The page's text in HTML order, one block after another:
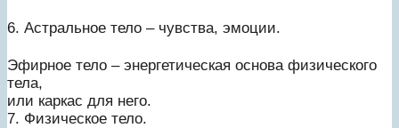
6. Астральное тело – чувства, эмоции.
Эфирное тело – энергетическая основа физического
тела,
или каркас для него.
7. Физическое тело.